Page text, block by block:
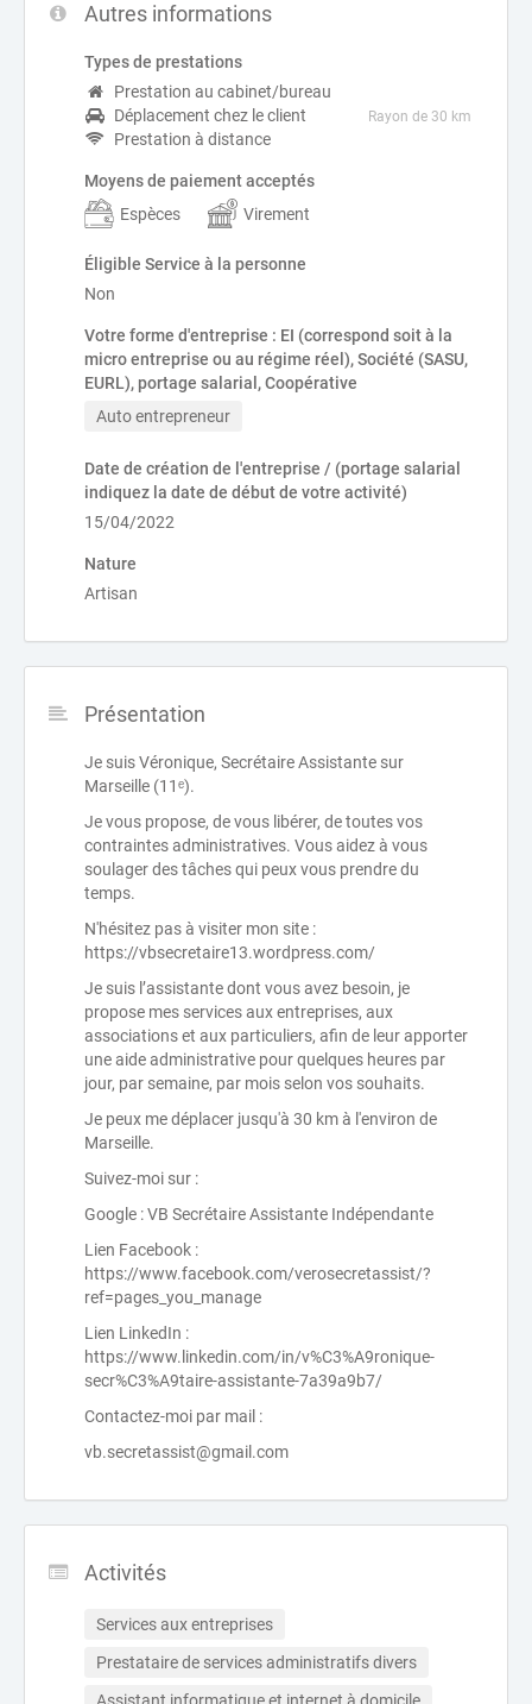
Autres informations
Types de prestations
Prestation au cabinet/bureau
Déplacement chez le client
Rayon de 30 km
Prestation à distance
Moyens de paiement acceptés
Espèces
Virement
Éligible Service à la personne
Non
Votre forme d'entreprise : EI (correspond soit à la
micro entreprise ou au régime réel), Société (SASU,
EURL), portage salarial, Coopérative
Auto entrepreneur
Date de création de l'entreprise / (portage salarial
indiquez la date de début de votre activité)
15/04/2022
Nature
Artisan
Présentation
Je suis Véronique, Secrétaire Assistante sur
Marseille (11ᵉ).
Je vous propose, de vous libérer, de toutes vos
contraintes administratives. Vous aidez à vous
soulager des tâches qui peux vous prendre du
temps.
N'hésitez pas à visiter mon site :
https://vbsecretaire13.wordpress.com/
Je suis l’assistante dont vous avez besoin, je
propose mes services aux entreprises, aux
associations et aux particuliers, afin de leur apporter
une aide administrative pour quelques heures par
jour, par semaine, par mois selon vos souhaits.
Je peux me déplacer jusqu'à 30 km à l'environ de
Marseille.
Suivez-moi sur :
Google : VB Secrétaire Assistante Indépendante
Lien Facebook :
https://www.facebook.com/verosecretassist/?
ref=pages_you_manage
Lien LinkedIn :
https://www.linkedin.com/in/v%C3%A9ronique-
secr%C3%A9taire-assistante-7a39a9b7/
Contactez-moi par mail :
vb.secretassist@gmail.com
Activités
Services aux entreprises
Prestataire de services administratifs divers